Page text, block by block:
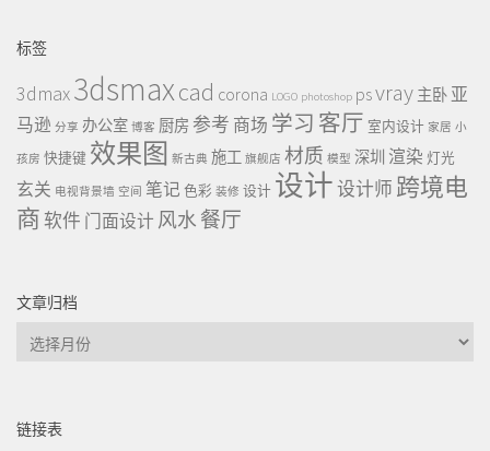
标签
3dmax3dsmaxcad corona LOGO photoshop psvray 主卧 亚
马逊 分享 办公室 博客 厨房 参考 商场 学习 客厅 室内设计 家居 小
孩房 快捷键 效果图 新古典 施工 旗舰店 材质 模型 深圳 渲染 灯光
玄关 电视背景墙 空间 笔记 色彩 装修 设计 设计设计师 跨境电
商软件 门面设计 风水 餐厅
文章归档
文
链接表